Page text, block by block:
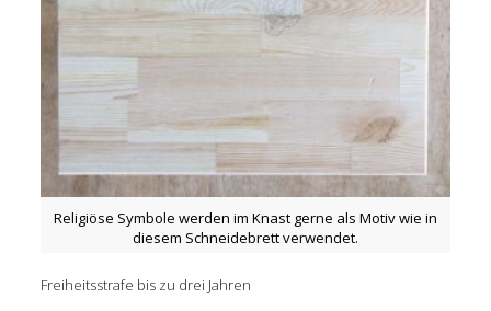
Religiöse Symbole werden im Knast gerne als Motiv wie in
diesem Schneidebrett verwendet.
Freiheitsstrafe bis zu drei Jahren